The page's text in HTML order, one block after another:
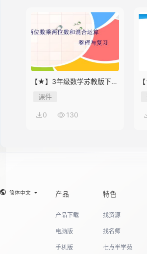
【★】3年级数学苏教版下册
课件第10单元《单元复习》
课件
0 130
简体中文 产品
产品下载
电脑版
手机版
特色
找资源
找名师
七点半学苑